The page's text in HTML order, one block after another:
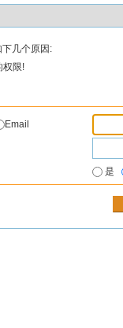
几个原因:
权限!
Email
是